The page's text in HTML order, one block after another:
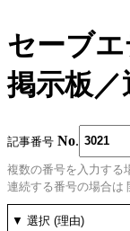
セーブ
掲示板／
記事番号 No
複数の番号を入力する
連続する番号の場合は